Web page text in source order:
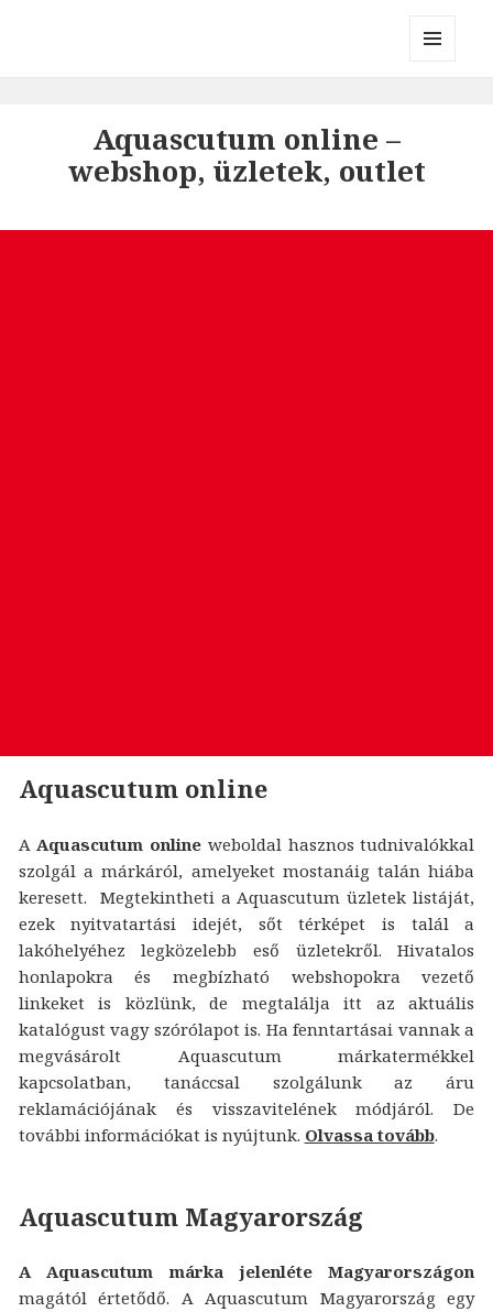
Aquascutum online –
webshop, üzletek, outlet
Aquascutum online
A Aquascutum online weboldal hasznos tudnivalókkal
szolgál a márkáról, amelyeket mostanáig talán hiába
keresett. Megtekintheti a Aquascutum üzletek listáját,
ezek nyitvatartási idejét, sőt térképet is talál a
lakóhelyéhez legközelebb eső üzletekről. Hivatalos
honlapokra és megbízható webshopokra vezető
linkeket is közlünk, de megtalálja itt az aktuális
katalógust vagy szórólapot is. Ha fenntartásai vannak a
megvásárolt Aquascutum márkatermékkel
kapcsolatban, tanáccsal szolgálunk az áru
reklamációjának és visszavitelének módjáról. De
további információkat is nyújtunk. Olvassa tovább.
Aquascutum Magyarország
A Aquascutum márka jelenléte Magyarországon
magától értetődő. A Aquascutum Magyarország egy